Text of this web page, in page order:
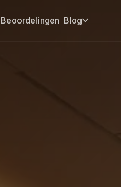
Beoordelingen Blog